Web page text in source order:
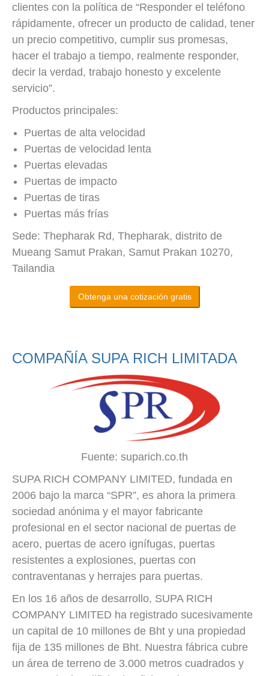
clientes con la política de “Responder el teléfono
rápidamente, ofrecer un producto de calidad, tener
un precio competitivo, cumplir sus promesas,
hacer el trabajo a tiempo, realmente responder,
decir la verdad, trabajo honesto y excelente
servicio”.
Productos principales:
Puertas de alta velocidad
Puertas de velocidad lenta
Puertas elevadas
Puertas de impacto
Puertas de tiras
Puertas más frías
Sede: Thepharak Rd, Thepharak, distrito de
Mueang Samut Prakan, Samut Prakan 10270,
Tailandia
Obtenga una cotización gratis
COMPAÑÍA SUPA RICH LIMITADA
Fuente: suparich.co.th
SUPA RICH COMPANY LIMITED, fundada en
2006 bajo la marca “SPR”, es ahora la primera
sociedad anónima y el mayor fabricante
profesional en el sector nacional de puertas de
acero, puertas de acero ignífugas, puertas
resistentes a explosiones, puertas con
contraventanas y herrajes para puertas.
En los 16 años de desarrollo, SUPA RICH
COMPANY LIMITED ha registrado sucesivamente
un capital de 10 millones de Bht y una propiedad
fija de 135 millones de Bht. Nuestra fábrica cubre
un área de terreno de 3.000 metros cuadrados y